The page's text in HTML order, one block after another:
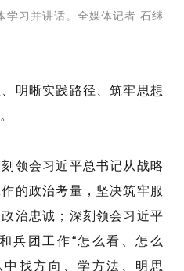
学习并讲话。全媒体记者 石继
明晰实践路径、筑牢思想
领会习近平总书记从战略
的政治考量，坚决筑牢服
治忠诚；深刻领会习近平
兵团工作“怎么看、怎么
找方向、学方法、明思